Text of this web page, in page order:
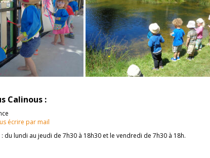
Calinous :
écrire par mail
: du lundi au jeudi de 7h30 à 18h30 et le vendredi de 7h30 à 18h.